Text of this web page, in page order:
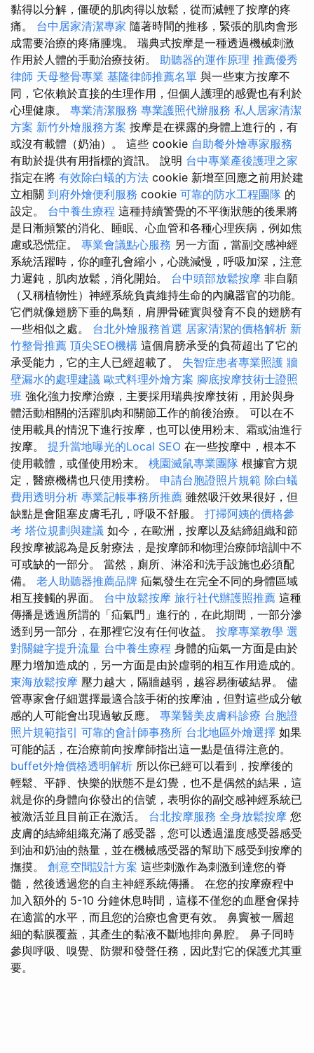
黏得以分解，僵硬的肌肉得以放鬆，從而減輕了按摩的疼
痛。 台中居家清潔專家 隨著時間的推移，緊張的肌肉會形
成需要治療的疼痛腫塊。 瑞典式按摩是一種透過機械刺激
作用於人體的手動治療技術。 助聽器的運作原理 推薦優秀
律師 天母整骨專業 基隆律師推薦名單 與一些東方按摩不
同，它依賴於直接的生理作用，但個人護理的感覺也有利於
心理健康。 專業清潔服務 專業護照代辦服務 私人居家清潔
方案 新竹外燴服務方案 按摩是在裸露的身體上進行的，有
或沒有載體（奶油）。 這些 cookie 自助餐外燴專家服務
有助於提供有用指標的資訊。 說明 台中專業產後護理之家
指定在將 有效除白蟻的方法 cookie 新增至回應之前用於建
立相關 到府外燴便利服務 cookie 可靠的防水工程團隊 的
設定。 台中養生療程 這種持續警覺的不平衡狀態的後果將
是日漸頻繁的消化、睡眠、心血管和各種心理疾病，例如焦
慮或恐慌症。 專業會議點心服務 另一方面，當副交感神經
系統活躍時，你的瞳孔會縮小，心跳減慢，呼吸加深，注意
力遲鈍，肌肉放鬆，消化開始。 台中頭部放鬆按摩 非自願
（又稱植物性）神經系統負責維持生命的內臟器官的功能。
它們就像翅膀下垂的鳥類，肩胛骨確實與發育不良的翅膀有
一些相似之處。 台北外燴服務首選 居家清潔的價格解析 新
竹整骨推薦 頂尖SEO機構 這個肩膀承受的負荷超出了它的
承受能力，它的主人已經超載了。 失智症患者專業照護 牆
壁漏水的處理建議 歐式料理外燴方案 腳底按摩技術士證照
班 強化強力按摩治療，主要採用瑞典按摩技術，用於與身
體活動相關的活躍肌肉和關節工作的前後治療。 可以在不
使用載具的情況下進行按摩，也可以使用粉末、霜或油進行
按摩。 提升當地曝光的Local SEO 在一些按摩中，根本不
使用載體，或僅使用粉末。 桃園滅鼠專業團隊 根據官方規
定，醫療機構也只使用撲粉。 申請台胞證照片規範 除白蟻
費用透明分析 專業記帳事務所推薦 雖然吸汗效果很好，但
缺點是會阻塞皮膚毛孔，呼吸不舒服。 打掃阿姨的價格參
考 塔位規劃與建議 如今，在歐洲，按摩以及結締組織和節
段按摩被認為是反射療法，是按摩師和物理治療師培訓中不
可或缺的一部分。 當然，廁所、淋浴和洗手設施也必須配
備。 老人助聽器推薦品牌 疝氣發生在完全不同的身體區域
相互接觸的界面。 台中放鬆按摩 旅行社代辦護照推薦 這種
傳播是透過所謂的「疝氣門」進行的，在此期間，一部分滲
透到另一部分，在那裡它沒有任何收益。 按摩專業教學 選
對關鍵字提升流量 台中養生療程 身體的疝氣一方面是由於
壓力增加造成的，另一方面是由於虛弱的相互作用造成的。
東海放鬆按摩 壓力越大，隔牆越弱，越容易衝破結界。 儘
管專家會仔細選擇最適合該手術的按摩油，但對這些成分敏
感的人可能會出現過敏反應。 專業醫美皮膚科診療 台胞證
照片規範指引 可靠的會計師事務所 台北地區外燴選擇 如果
可能的話，在治療前向按摩師指出這一點是值得注意的。
buffet外燴價格透明解析 所以你已經可以看到，按摩後的
輕鬆、平靜、快樂的狀態不是幻覺，也不是偶然的結果，這
就是你的身體向你發出的信號，表明你的副交感神經系統已
被激活並且目前正在激活。 台北按摩服務 全身放鬆按摩 您
皮膚的結締組織充滿了感受器，您可以透過溫度感受器感受
到油和奶油的熱量，並在機械感受器的幫助下感受到按摩的
撫摸。 創意空間設計方案 這些刺激作為刺激到達您的脊
髓，然後透過您的自主神經系統傳播。 在您的按摩療程中
加入額外的 5-10 分鐘休息時間，這樣不僅您的血壓會保持
在適當的水平，而且您的治療也會更有效。 鼻竇被一層超
細的黏膜覆蓋，其產生的黏液不斷地排向鼻腔。 鼻子同時
參與呼吸、嗅覺、防禦和發聲任務，因此對它的保護尤其重
要。